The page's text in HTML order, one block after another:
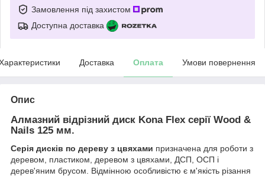
Замовлення під захистом
Доступна доставка
Доставка Оплата Умови повернення
Опис
Алмазний відрізний диск Kona Flex серії Wood &
Nails 125 мм.
Серія дисків по дереву з цвяхами призначена для роботи з
деревом, пластиком, деревом з цвяхами, ДСП, ОСП і
дерев'яним брусом. Відмінною особливістю є м'якість різання